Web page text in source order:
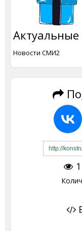
Актуальные
Новости СМИ2